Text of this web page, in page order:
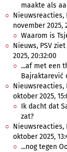
maakte als
Nieuwsreacties,
november 2025,
Waarom is
Nieuws, PSV
2025, 20:32:00
...af met een
Bajraktarević
Nieuwsreacties,
oktober 2025,
Ik dacht dat
zat?
Nieuwsreacties,
oktober 2025,
...nog tegen